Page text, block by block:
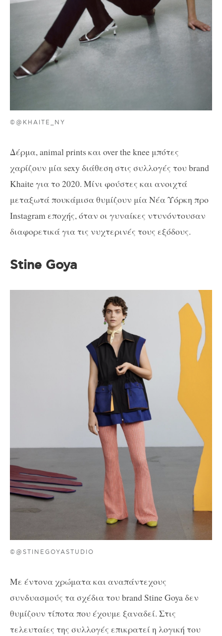
©@KHAITE_NY
Δέρμα, animal prints και over the knee μπότες
χαρίζουν μία sexy διάθεση στις συλλογές του brand
Khaite για το 2020. Μίνι φούστες και ανοιχτά
μεταξωτά πουκάμισα θυμίζουν μία Νέα Υόρκη πρo
Instagram εποχής, όταν οι γυναίκες ντυνόντουσαν
διαφορετικά για τις νυχτερινές τους εξόδους.
Stine Goya
©@STINEGOYASTUDIO
Με έντονα χρώματα και αναπάντεχους
συνδυασμούς τα σχέδια του brand Stine Goya δεν
θυμίζουν τίποτα που έχουμε ξαναδεί. Στις
τελευταίες της συλλογές επικρατεί η λογική του